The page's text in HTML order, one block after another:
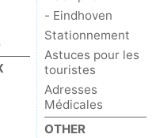
- Eindhoven
Stationnement
Astuces pour les
touristes
Adresses
Médicales
OTHER